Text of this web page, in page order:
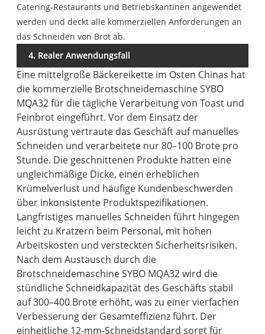
Catering-Restaurants und Betriebskantinen angewendet
werden und deckt alle kommerziellen Anforderungen an
das Schneiden von Brot ab.
4. Realer Anwendungsfall
Eine mittelgroße Bäckereikette im Osten Chinas hat
die kommerzielle Brotschneidemaschine SYBO
MQA32 für die tägliche Verarbeitung von Toast und
Feinbrot eingeführt. Vor dem Einsatz der
Ausrüstung vertraute das Geschäft auf manuelles
Schneiden und verarbeitete nur 80–100 Brote pro
Stunde. Die geschnittenen Produkte hatten eine
ungleichmäßige Dicke, einen erheblichen
Krümelverlust und häufige Kundenbeschwerden
über inkonsistente Produktspezifikationen.
Langfristiges manuelles Schneiden führt hingegen
leicht zu Kratzern beim Personal, mit hohen
Arbeitskosten und versteckten Sicherheitsrisiken.
Nach dem Austausch durch die
Brotschneidemaschine SYBO MQA32 wird die
stündliche Schneidkapazität des Geschäfts stabil
auf 300–400 Brote erhöht, was zu einer vierfachen
Verbesserung der Gesamteffizienz führt. Der
einheitliche 12-mm-Schneidstandard sorgt für